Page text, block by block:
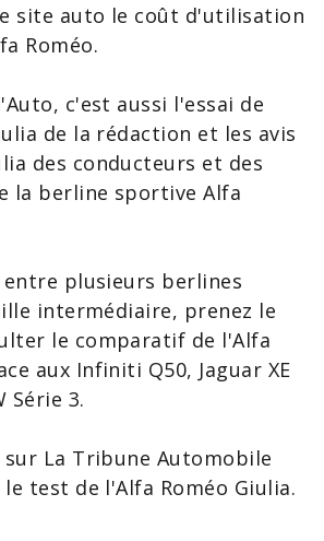
site auto le coût d'utilisation
Roméo.
c'est aussi l'essai de
de la rédaction et les avis
des conducteurs et des
la berline sportive Alfa
entre plusieurs berlines
intermédiaire, prenez le
le comparatif de l'Alfa
aux Infiniti Q50, Jaguar XE
Série 3.
La Tribune Automobile
test de l'Alfa Roméo Giulia.